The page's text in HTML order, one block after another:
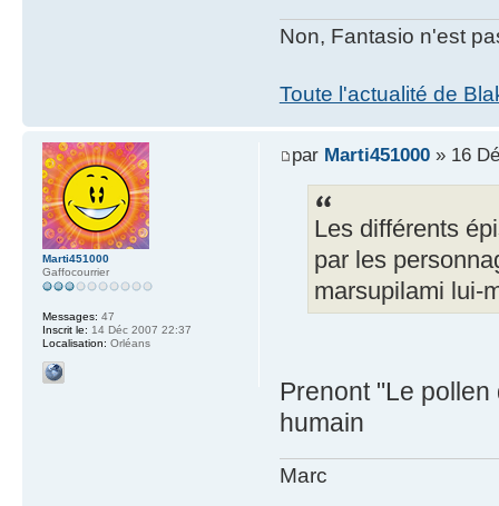
Non, Fantasio n'est
Toute l'actualité de
par Marti451000» 16
Les différents
par les
marsupilami lui-
Prenont "Le
humain
Marc
Marti451000
Gaffocourrier
Messages: 47
Inscrit le: 14 Déc 2007 22:37
Localisation: Orléans